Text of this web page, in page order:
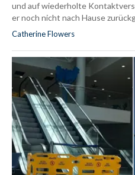
und auf wiederholte
er noch nicht nach Hause
Catherine Flowers